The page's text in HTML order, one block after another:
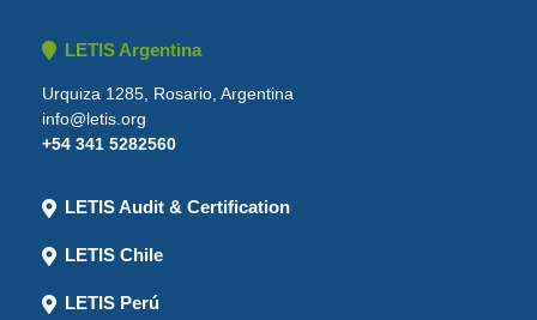
LETIS Argentina
Urquiza 1285, Rosario, Argentina
info@letis.org
+54 341 5282560
LETIS Audit & Certification
LETIS Chile
LETIS Perú